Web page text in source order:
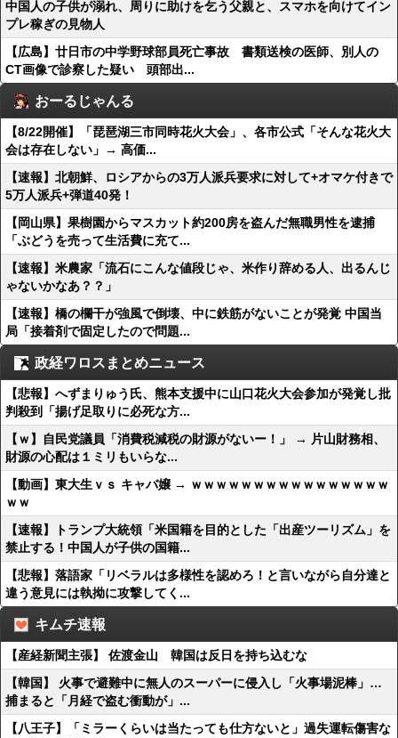
中国人の子供が溺れ、周りに助けを乞う父親と、スマホを向けてイン
プレ稼ぎの見物人
【広島】廿日市の中学野球部員死亡事故 書類送検の医師、別人の
CT画像で診察した疑い 頭部出...
おーるじゃんる
【8/22開催】「琵琶湖三市同時花火大会」、各市公式「そんな花火大
会は存在しない」→ 高価...
【速報】北朝鮮、ロシアからの3万人派兵要求に対して+オマケ付きで
5万人派兵+弾道40発！
【岡山県】果樹園からマスカット約200房を盗んだ無職男性を逮捕
「ぶどうを売って生活費に充て...
【速報】米農家「流石にこんな値段じゃ、米作り辞める人、出るんじ
ゃないかなあ？？」
【速報】橋の欄干が強風で倒壊、中に鉄筋がないことが発覚 中国当
局「接着剤で固定したので問題...
政経ワロスまとめニュース
【悲報】へずまりゅう氏、熊本支援中に山口花火大会参加が発覚し批
判殺到「揚げ足取りに必死な方...
【ｗ】自民党議員「消費税減税の財源がないー！」 → 片山財務相、
財源の心配は１ミリもいらな...
【動画】東大生ｖｓ キャバ嬢 → ｗｗｗｗｗｗｗｗｗｗｗｗｗｗｗｗ
ｗｗ
【速報】トランプ大統領「米国籍を目的とした「出産ツーリズム」を
禁止する！中国人が子供の国籍...
【悲報】落語家「リベラルは多様性を認めろ！と言いながら自分達と
違う意見には執拗に攻撃してく...
キムチ速報
【産経新聞主張】 佐渡金山 韓国は反日を持ち込むな
【韓国】 火事で避難中に無人のスーパーに侵入し「火事場泥棒」…
捕まると「月経で盗む衝動が」...
【八王子】「ミラーくらいは当たっても仕方ないと」過失運転傷害な